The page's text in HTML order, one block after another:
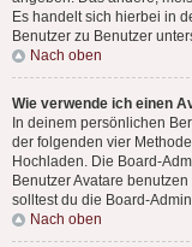
Es handelt sich hierbei in
Benutzer zu Benutzer
Nach oben
Wie verwende ich einen
In deinem persönlichen
der folgenden vier
Hochladen. Die Board-
Benutzer Avatare
solltest du die Board-
Nach oben